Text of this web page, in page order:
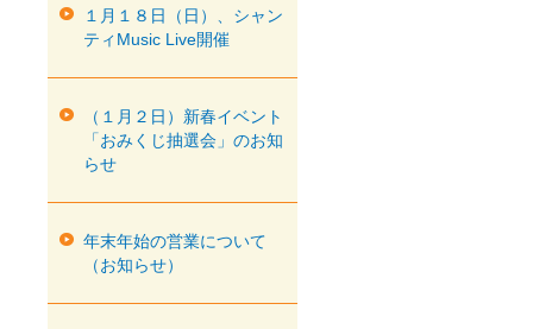
１月１８日（日）、シャン
ティMusic Live開催
（１月２日）新春イベント
「おみくじ抽選会」のお知
らせ
年末年始の営業について
（お知らせ）